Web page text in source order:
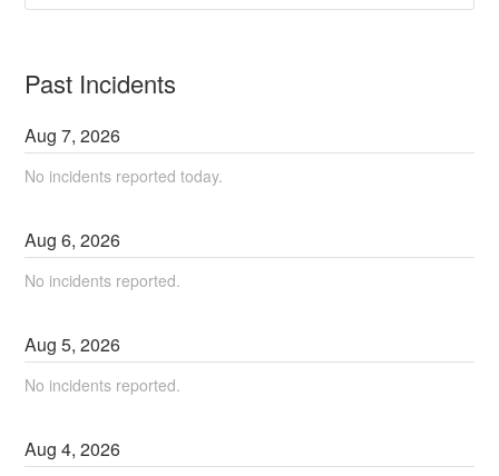
Past Incidents
Aug7,2026
No incidents reported today.
Aug6,2026
No incidents reported.
Aug5,2026
No incidents reported.
Aug4,2026